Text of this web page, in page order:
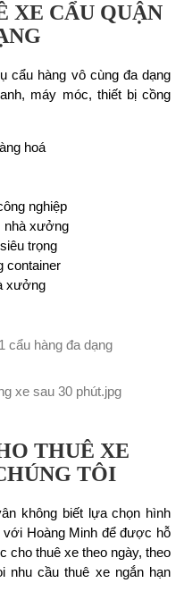
XE CẨU QUẬN
cẩu hàng vô cùng đa dạng
máy móc, thiết bị cồng
hoá
nghiệp
nhà xưởng
trọng
container
xưởng
THUÊ XE
TÔI
không biết lựa chọn hình
Hoàng Minh để được hỗ
cho thuê xe theo ngày, theo
cầu thuê xe ngắn hạn